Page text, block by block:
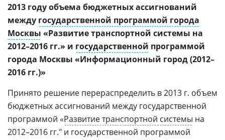
2013 году объема бюджетных ассигнований
между государственной программой города
Москвы «Развитие транспортной системы на
2012–2016 гг.» и государственной программой
города Москвы «Информационный город (2012–
2016 гг.)»
Принято решение перераспределить в 2013 г. объем
бюджетных ассигнований между государственной
программой «Развитие транспортной системы на
2012–2016 гг." и государственной программой